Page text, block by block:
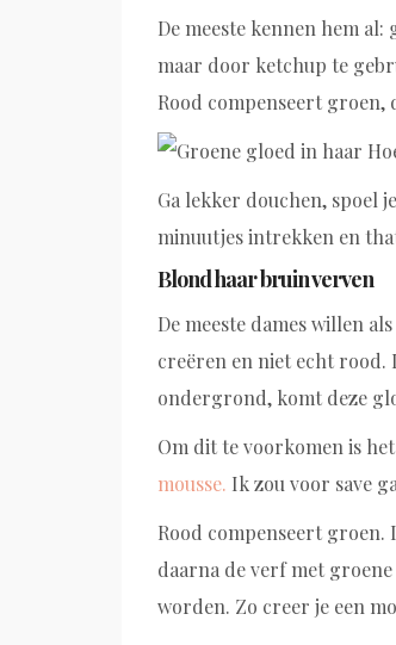
De meeste kennen hem
maar door ketchup te
Rood compenseert
Ga lekker douchen, spoel
minuutjes intrekken en
Blond haar bruin verven
De meeste dames willen
creëren en niet echt rood.
ondergrond, komt deze
Om dit te voorkomen is
mousse. Ik zou voor save
Rood compenseert groen.
daarna de verf met
worden. Zo creer je een